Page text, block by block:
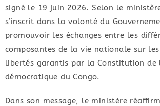
signé le 19 juin 2026. Selon le
s’inscrit dans la volonté du
promouvoir les échanges entre les
composantes de la vie nationale sur
libertés garantis par la Constitution de
démocratique du Congo.
Dans son message, le ministère